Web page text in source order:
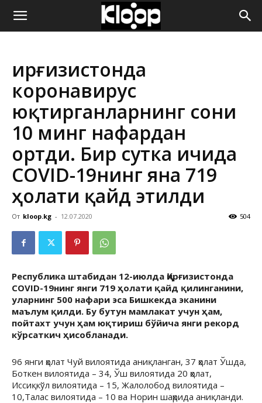
ҚИРҒИЗИСТОН
ЯНГИЛИКЛАРИ
Қирғизистонда
коронавирус
юқтирганларнинг сони
10 минг нафардан
ортди. Бир сутка ичида
COVID-19нинг яна 719
ҳолати қайд этилди
От kloop.kg - 12.07.2020 504
Республика штабидан 12-июлда Қирғизистонда
COVID-19нинг янги 719 ҳолати қайд қилинганини,
уларнинг 500 нафари эса Бишкекда эканини
маълум қилди. Бу бутун мамлакат учун ҳам,
пойтахт учун ҳам юқтириш бўйича янги рекорд
кўрсаткич ҳисобланади.
96 янги ҳолат Чуй вилоятида аниқланган, 37 ҳолат Ўшда,
Боткен вилоятида – 34, Ўш вилоятида 20 ҳолат,
Иссиқкўл вилоятида – 15, Жалолобод вилоятида –
10,Талас вилоятида – 10 ва Норин шаҳрида аниқланди.